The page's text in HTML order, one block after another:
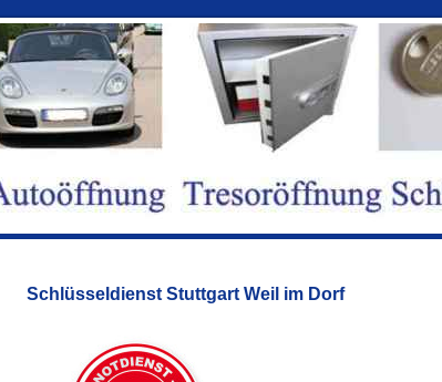
Schlüsseldienst Stuttgart Weil im Dorf